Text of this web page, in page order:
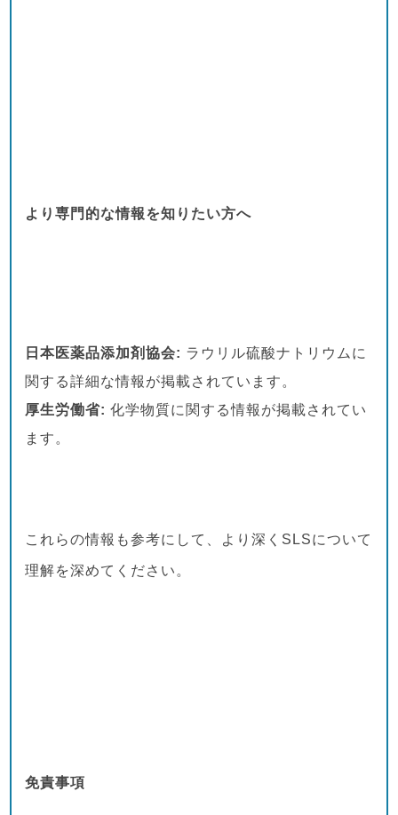
より専門的な情報を知りたい方へ
日本医薬品添加剤協会: ラウリル硫酸ナトリウムに
関する詳細な情報が掲載されています。
厚生労働省: 化学物質に関する情報が掲載されてい
ます。
これらの情報も参考にして、より深くSLSについて
理解を深めてください。
免責事項